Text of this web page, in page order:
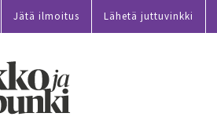
Jätä ilmoitus Lähetä juttuvinkki